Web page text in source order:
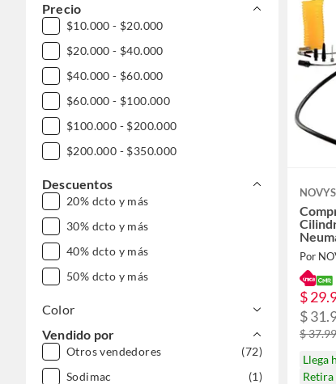
Precio
$10.000 - $20.000
$20.000 - $40.000
$40.000 - $60.000
$60.000 - $100.000
$100.000 - $200.000
$200.000 - $350.000
Descuentos
20% dcto y más
30% dcto y más
40% dcto y más
50% dcto y más
Color
Vendido por
Otros vendedores
(72)
Sodimac
(1)
Por
$
$
$
Llega
Retira